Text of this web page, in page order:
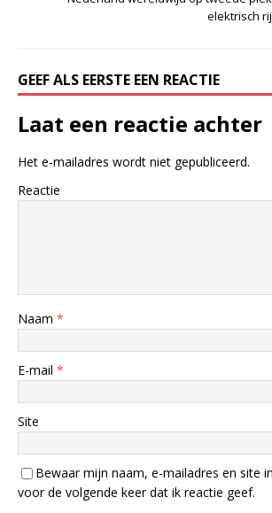
elektrisch
GEEF ALS EERSTE EEN REACTIE
Laat een reactie achter
Het e-mailadres wordt niet gepubliceerd.
Reactie
Naam *
E-mail *
Site
Bewaar mijn naam, e-mailadres en site
voor de volgende keer dat ik reactie geef.